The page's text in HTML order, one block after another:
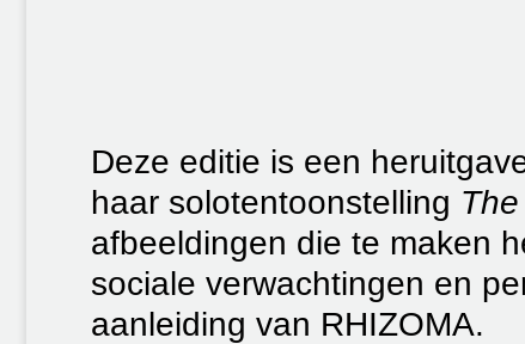
Deze editie is een
haar solotentoonstelling
afbeeldingen die te maken
sociale verwachtingen en
aanleiding van RHIZOMA.